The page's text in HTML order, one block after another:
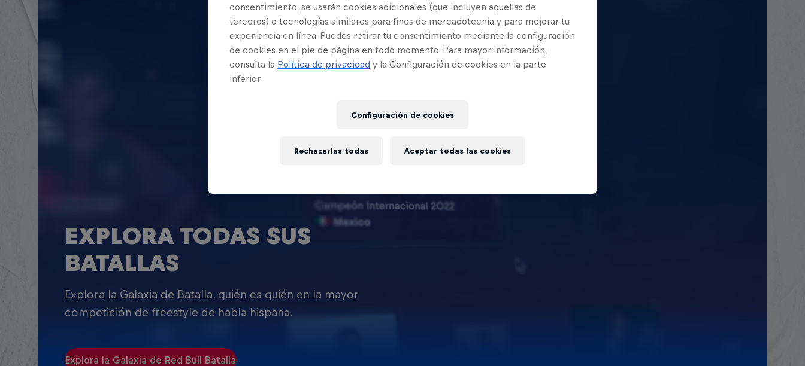
EXPLORA TODAS SUS
BATALLAS
Explora la Galaxia de Batalla, quién es quién en la mayor
competición de freestyle de habla hispana.
Explora la Galaxia de Red Bull Batalla
consentimiento, se usarán cookies adicionales (que incluyen aquellas de
terceros) o tecnologías similares para fines de mercadotecnia y para mejorar tu
experiencia en línea. Puedes retirar tu consentimiento mediante la configuración
de cookies en el pie de página en todo momento. Para mayor información,
consulta la Política de privacidad y la Configuración de cookies en la parte
inferior.
Configuración de cookies
Rechazarlas todas Aceptar todas las cookies